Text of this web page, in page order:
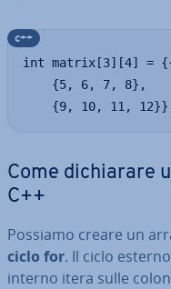
int matrix[3][4] =
    {5, 6, 7, 8},
{9, 10, 11,
c++
Come di­chia­ra­re
C++
Possiamo creare un
ciclo for. Il ciclo
interno itera sulle